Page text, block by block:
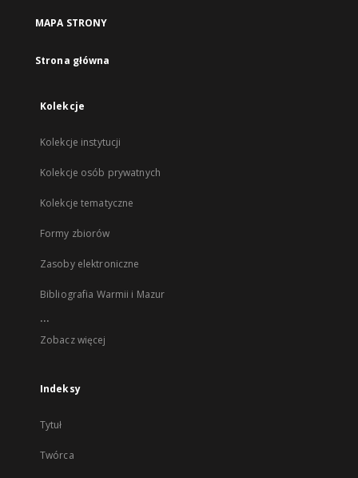
MAPA STRONY
Strona główna
Kolekcje
Kolekcje instytucji
Kolekcje osób prywatnych
Kolekcje tematyczne
Formy zbiorów
Zasoby elektroniczne
Bibliografia Warmii i Mazur
...
Zobacz więcej
Indeksy
Tytuł
Twórca